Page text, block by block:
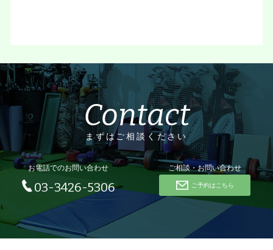
Contact
まずはご相談ください
お電話でのお問い合わせ
03-3426-5306
ご相談・お問い合わせ
ご予約はこちら